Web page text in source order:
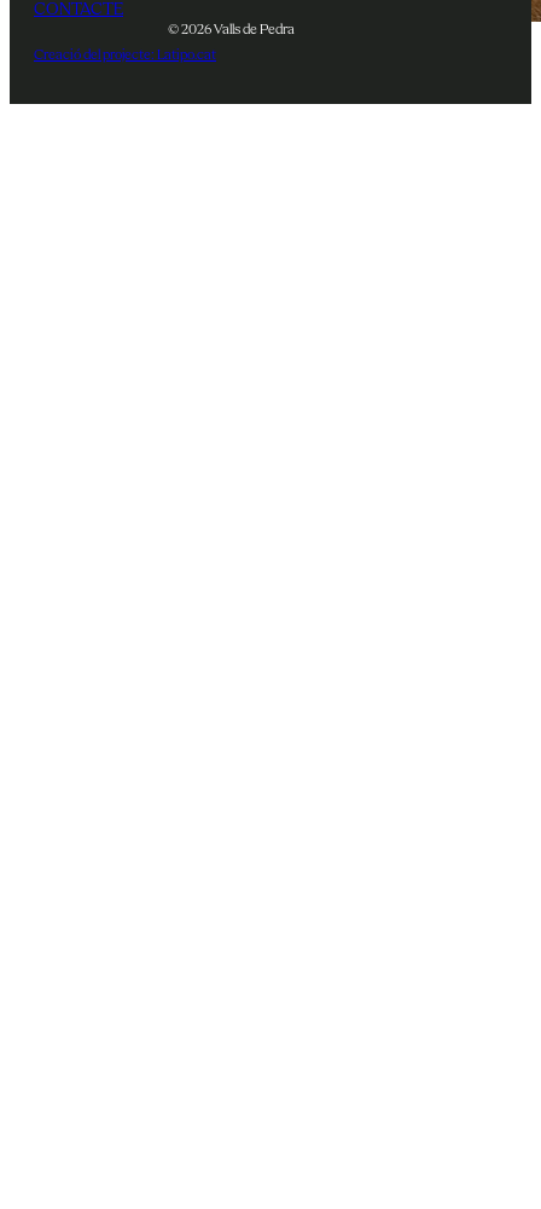
CONTACTE
© 2026 Valls de Pedra
Creació del projecte: Latipo.cat